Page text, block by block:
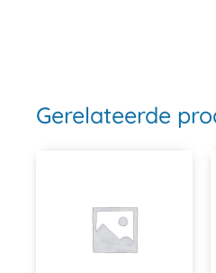
Gerelateerde